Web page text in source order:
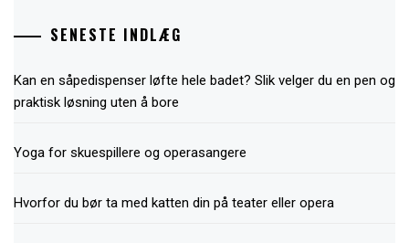
SENESTE INDLÆG
Kan en såpedispenser løfte hele badet? Slik velger du en pen og
praktisk løsning uten å bore
Yoga for skuespillere og operasangere
Hvorfor du bør ta med katten din på teater eller opera